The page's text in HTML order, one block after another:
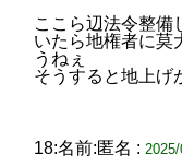
ここら辺法令整備
いたら地権者に莫
うねぇ
そうすると地上げ
18:名前:匿名 :